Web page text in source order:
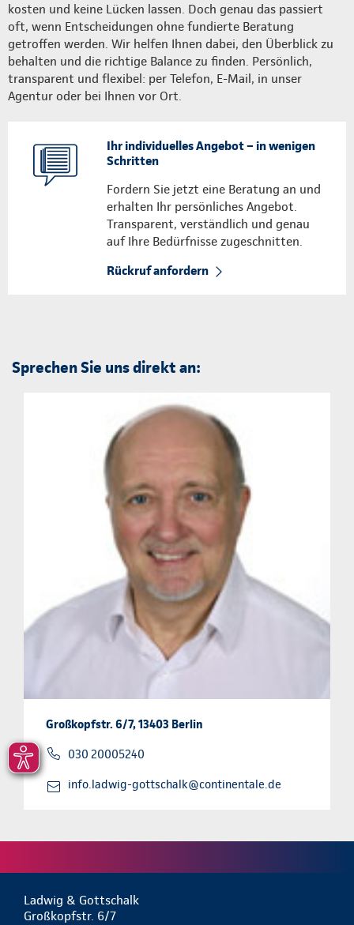
kosten und keine Lücken lassen. Doch genau das passiert
oft, wenn Entscheidungen ohne fundierte Beratung
getroffen werden. Wir helfen Ihnen dabei, den Überblick zu
behalten und die richtige Balance zu finden. Persönlich,
transparent und flexibel: per Telefon, E-Mail, in unser
Agentur oder bei Ihnen vor Ort.
Ihr individuelles Angebot – in wenigen
Schritten
Fordern Sie jetzt eine Beratung an und
erhalten Ihr persönliches Angebot.
Transparent, verständlich und genau
auf Ihre Bedürfnisse zugeschnitten.
Rückruf anfordern
Sprechen Sie uns direkt an:
Großkopfstr. 6/7, 13403 Berlin
030 20005240
info.ladwig-gottschalk@continentale.de
Ladwig & Gottschalk
Großkopfstr. 6/7